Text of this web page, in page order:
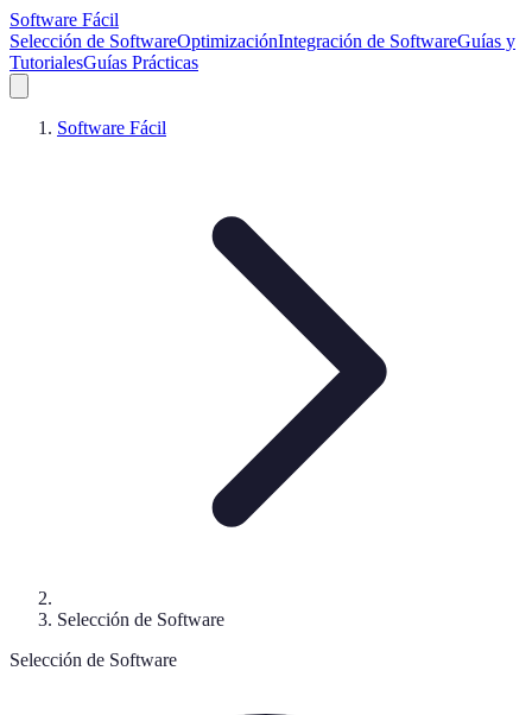
Software Fácil
Selección de SoftwareOptimizaciónIntegración de SoftwareGuías y
TutorialesGuías Prácticas
Software Fácil
Selección de Software
Selección de Software